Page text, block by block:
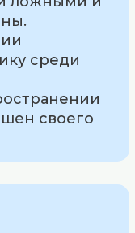
среди
своего